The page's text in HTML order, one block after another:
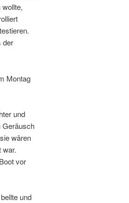
der
Montag
und
Geräusch
wären
war.
vor
und